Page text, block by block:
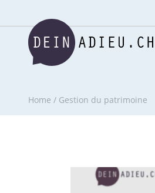
Home / Gestion du patrimoine